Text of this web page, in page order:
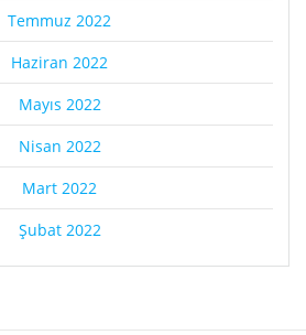
Temmuz 2022
Haziran 2022
Mayıs 2022
Nisan 2022
Mart 2022
Şubat 2022